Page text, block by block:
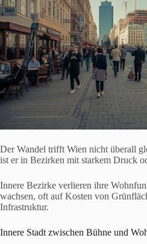
Der Wandel trifft Wien nicht überall
ist er in Bezirken mit starkem Druck
Innere Bezirke verlieren ihre
wachsen, oft auf Kosten von
Infrastruktur.
Innere Stadt zwischen Bühne und